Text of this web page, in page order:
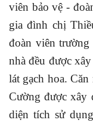
viên bảo vệ -
gia đình chị
đoàn viên
nhà đều được
lát gạch hoa. Căn
Cường được xây
diện tích sử